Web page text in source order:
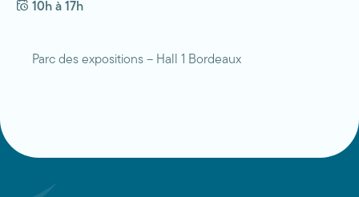
10h à 17h
Parc des expositions – Hall 1 Bordeaux